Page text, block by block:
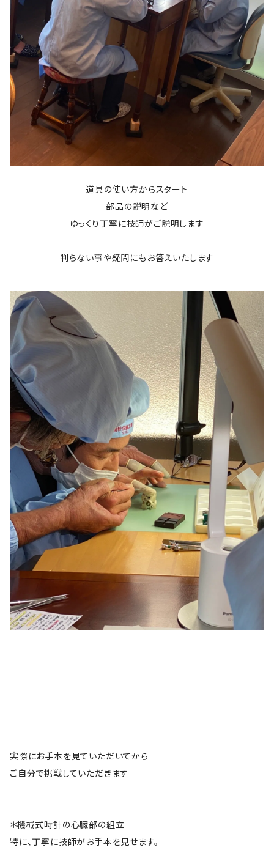
道具の使い方からスタート
部品の説明など
ゆっくり丁寧に技師がご説明します
判らない事や疑問にもお答えいたします
実際にお手本を見ていただいてから
ご自分で挑戦していただきます
＊機械式時計の心臓部の組立
特に、丁寧に技師がお手本を見せます。